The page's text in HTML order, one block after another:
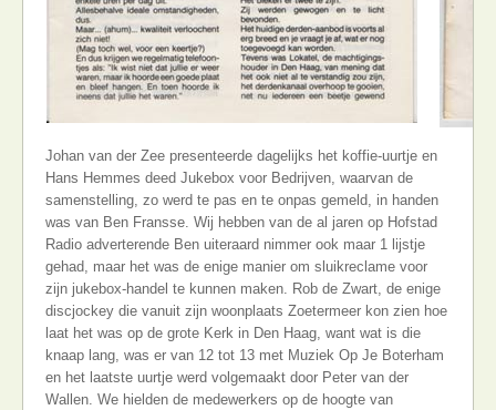
Johan van der Zee presenteerde dagelijks het koffie-uurtje en
Hans Hemmes deed Jukebox voor Bedrijven, waarvan de
samenstelling, zo werd te pas en te onpas gemeld, in handen
was van Ben Fransse. Wij hebben van de al jaren op Hofstad
Radio adverterende Ben uiteraard nimmer ook maar 1 lijstje
gehad, maar het was de enige manier om sluikreclame voor
zijn jukebox-handel te kunnen maken. Rob de Zwart, de enige
discjockey die vanuit zijn woonplaats Zoetermeer kon zien hoe
laat het was op de grote Kerk in Den Haag, want wat is die
knaap lang, was er van 12 tot 13 met Muziek Op Je Boterham
en het laatste uurtje werd volgemaakt door Peter van der
Wallen. We hielden de medewerkers op de hoogte van